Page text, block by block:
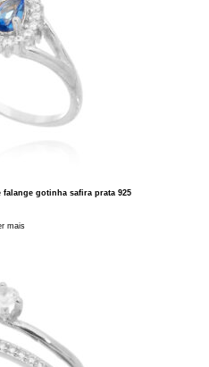
gotinha safira prata 925
mais